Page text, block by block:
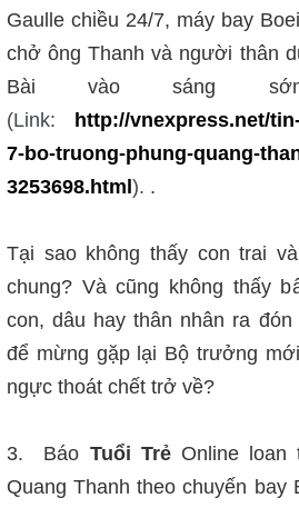
Gaulle chiều 24/7, máy bay
chở ông Thanh và người thân
Bài vào sáng
(Link:
http://vnexpress.net/
7-bo-truong-phung-quang-
3253698.html ). .
Tại sao không thấy con trai
chung? Và cũng không thấy
con, dâu hay thân nhân ra
để mừng gặp lại Bộ trưởng
ngực thoát chết trở về?
3. Báo Tuổi TrẻOnline loan
Quang Thanh theo chuyến bay